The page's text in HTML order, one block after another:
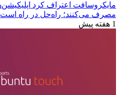
مصرف می‌کنند؛ راه‌حل در راه است
1 هفته پیش